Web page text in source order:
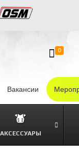
Вакансии
АКСЕССУАРЫ
0